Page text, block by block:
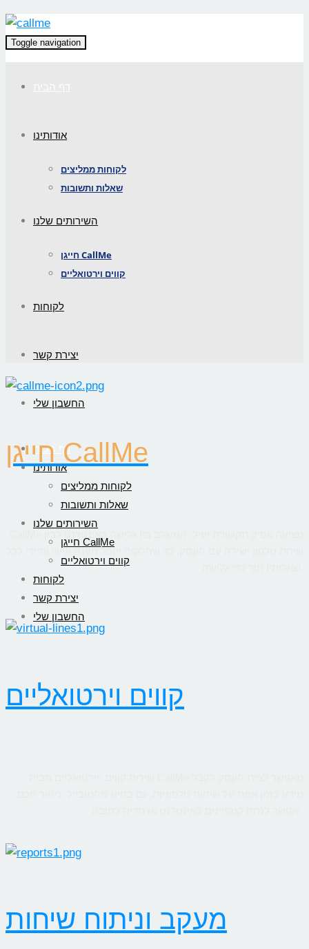
Toggle navigation
אודותינו
לקוחות ממליצים
שאלות ותשובות
השירותים שלנו
חייגן CallMe
קווים וירטואליים
לקוחות
יצירת קשר
החשבון שלי
דף הבית
אודותינו
לקוחות ממליצים
שאלות ותשובות
השירותים שלנו
חייגן CallMe
קווים וירטואליים
לקוחות
יצירת קשר
החשבון שלי
חייגן CallMe
שיחת טלפון ישירה עם העסק, כך שהלקוח יקבל מענה אישי ומיידי לכל
קווים וירטואליים
מעקב וניתוח שיחות